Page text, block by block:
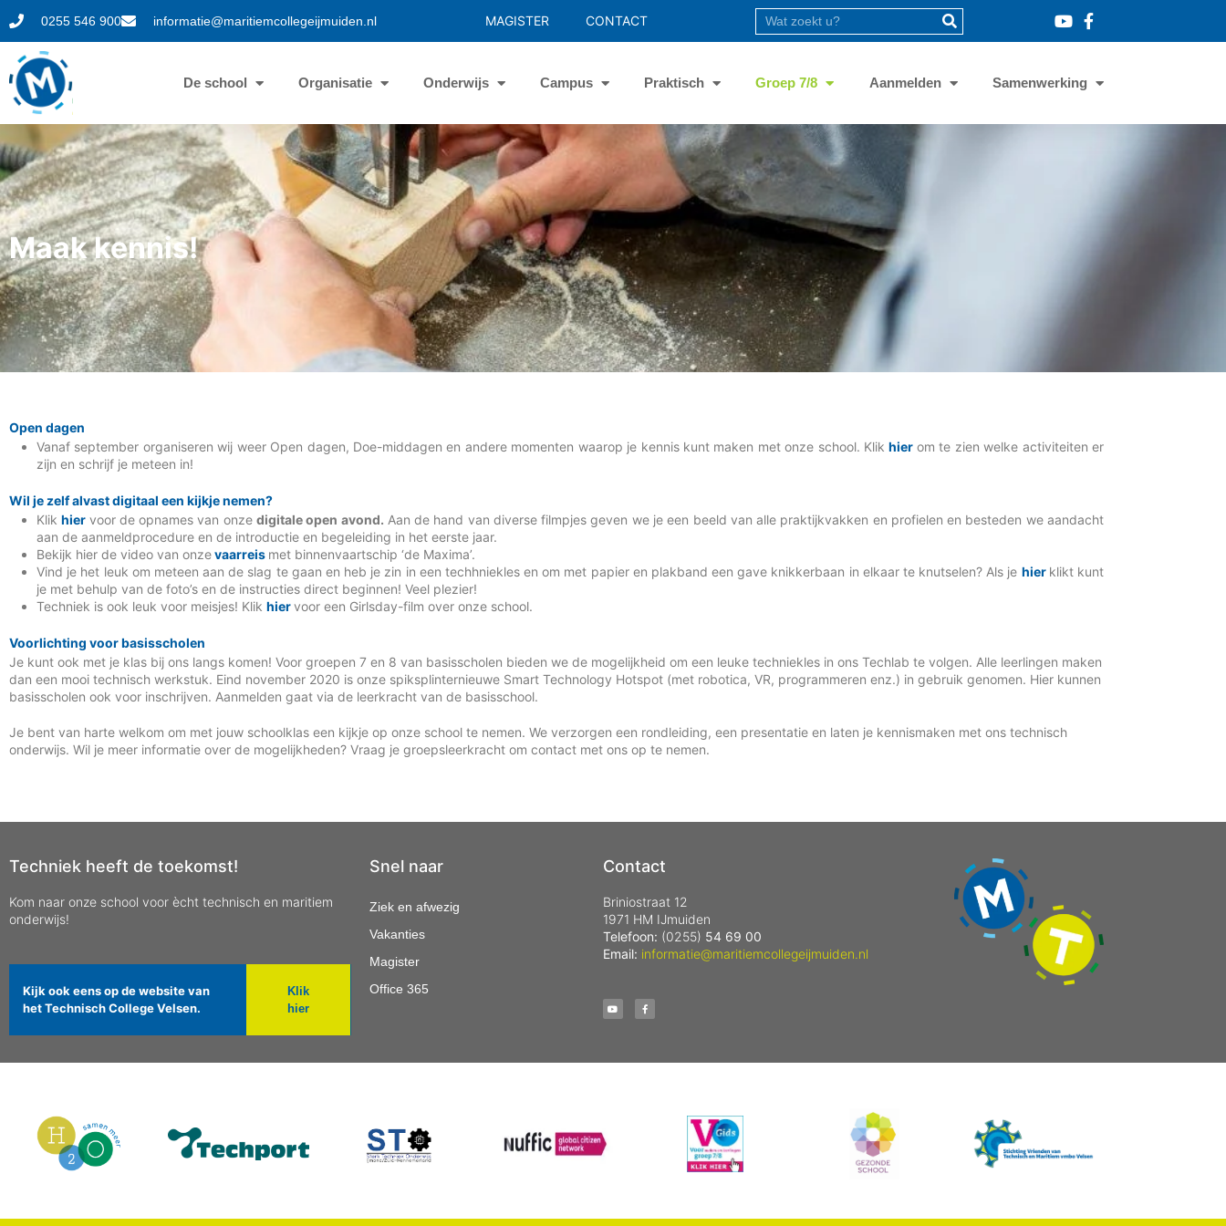
0255 546 900 informatie@maritiemcollegeijmuiden.nl MAGISTER CONTACT
De school Organisatie Onderwijs Campus Praktisch Groep 7/8 Aanmelden Samenwerking
Maak kennis!
Open dagen
Vanaf september organiseren wij weer Open dagen, Doe-middagen en andere momenten waarop je kennis kunt maken met onze school. Klikhier om te zien welke activiteiten er
zijn en schrijf je meteen in!
Wil je zelf alvast digitaal een kijkje nemen?
Klikhier voor de opnames van onze digitale open avond. Aan de hand van diverse filmpjes geven we je een beeld van alle praktijkvakken en profielen en besteden we aandacht
aan de aanmeldprocedure en de introductie en begeleiding in het eerste jaar.
Bekijk hier de video van onzevaarreis met binnenvaartschip ‘de Maxima’.
Vind je het leuk om meteen aan de slag te gaan en heb je zin in een techhniekles en om met papier en plakband een gave knikkerbaan in elkaar te knutselen? Als je hier klikt kunt
je met behulp van de foto’s en de instructies direct beginnen! Veel plezier!
Techniek is ook leuk voor meisjes! Klik hiervoor een Girlsday-film over onze school.
Voorlichting voor basisscholen
Je kunt ook met je klas bij ons langs komen! Voor groepen 7 en 8 van basisscholen bieden we de mogelijkheid om een leuke techniekles in ons Techlab te volgen. Alle leerlingen maken
dan een mooi technisch werkstuk. Eind november 2020 is onze spiksplinternieuwe Smart Technology Hotspot (met robotica, VR, programmeren enz.) in gebruik genomen. Hier kunnen
basisscholen ook voor inschrijven. Aanmelden gaat via de leerkracht van de basisschool.
Je bent van harte welkom om met jouw schoolklas een kijkje op onze school te nemen. We verzorgen een rondleiding, een presentatie en laten je kennismaken met ons technisch
onderwijs. Wil je meer informatie over de mogelijkheden? Vraag je groepsleerkracht om contact met ons op te nemen.
Techniek heeft de toekomst!
Kom naar onze school voor ècht technisch en maritiem
onderwijs!
Kijk ook eens op de website van
het Technisch College Velsen.
Klik
hier
Snel naar
Ziek en afwezig
Vakanties
Magister
Office 365
Contact
Briniostraat 12
1971 HM IJmuiden
Telefoon: (0255) 54 69 00
Email: informatie@maritiemcollegeijmuiden.nl